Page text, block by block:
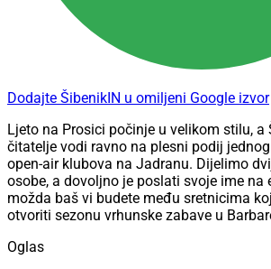
Dodajte ŠibenikIN u omiljeni Google izvor
Ljeto na Prosici počinje u velikom stilu, a
čitatelje vodi ravno na plesni podij
open-air klubova na Jadranu. Dijelimo
osobe, a dovoljno je poslati svoje ime na
možda baš vi budete među sretnicima
otvoriti sezonu vrhunske zabave u
Oglas